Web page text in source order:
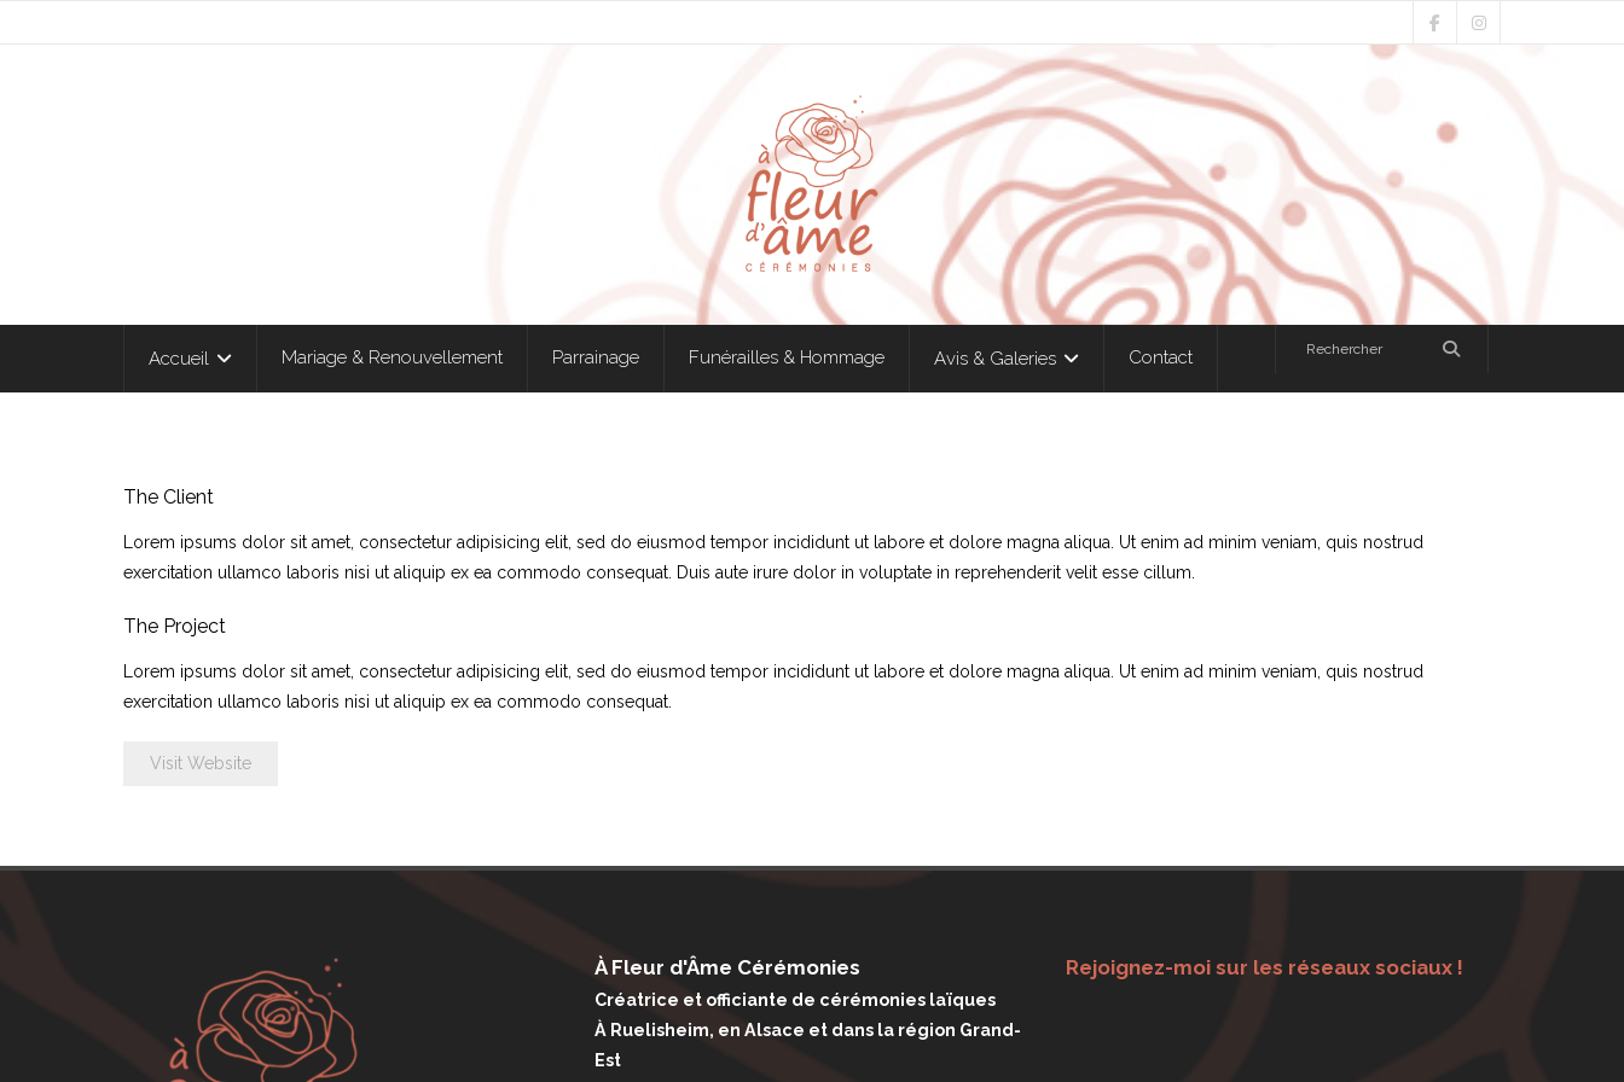
Accueil Mariage & Renouvellement Parrainage Funérailles & Hommage Avis & Galeries Contact
The Client
Lorem ipsums dolor sit amet, consectetur adipisicing elit, sed do eiusmod tempor incididunt ut labore et dolore magna aliqua. Ut enim ad minim veniam, quis nostrud
exercitation ullamco laboris nisi ut aliquip ex ea commodo consequat. Duis aute irure dolor in voluptate in reprehenderit velit esse cillum.
The Project
Lorem ipsums dolor sit amet, consectetur adipisicing elit, sed do eiusmod tempor incididunt ut labore et dolore magna aliqua. Ut enim ad minim veniam, quis nostrud
exercitation ullamco laboris nisi ut aliquip ex ea commodo consequat.
Visit Website
À Fleur d'Âme Cérémonies
Créatrice et officiante de cérémonies laïques
À Ruelisheim, en Alsace et dans la région Grand-
Est
Rejoignez-moi sur les réseaux sociaux !